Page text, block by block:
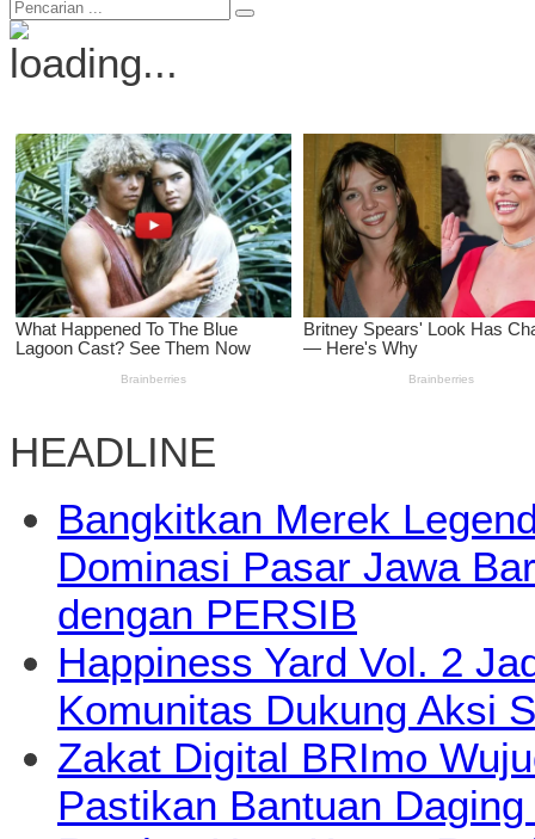
HEADLINE
Bangkitkan Merek
Dominasi Pasar Jawa
dengan PERSIB
Happiness Yard Vol. 2
Komunitas Dukung Aksi
Zakat Digital BRImo
Pastikan Bantuan